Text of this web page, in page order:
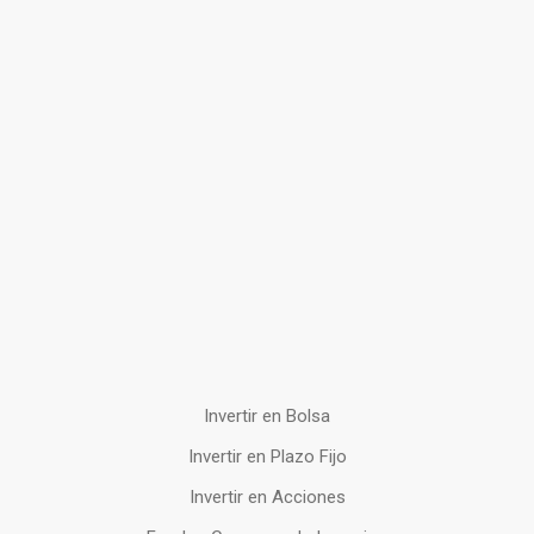
Invertir en Bolsa
Invertir en Plazo Fijo
Invertir en Acciones